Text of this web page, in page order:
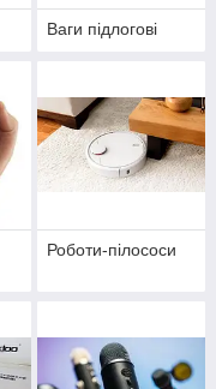
Ваги підлогові
Роботи-пілососи